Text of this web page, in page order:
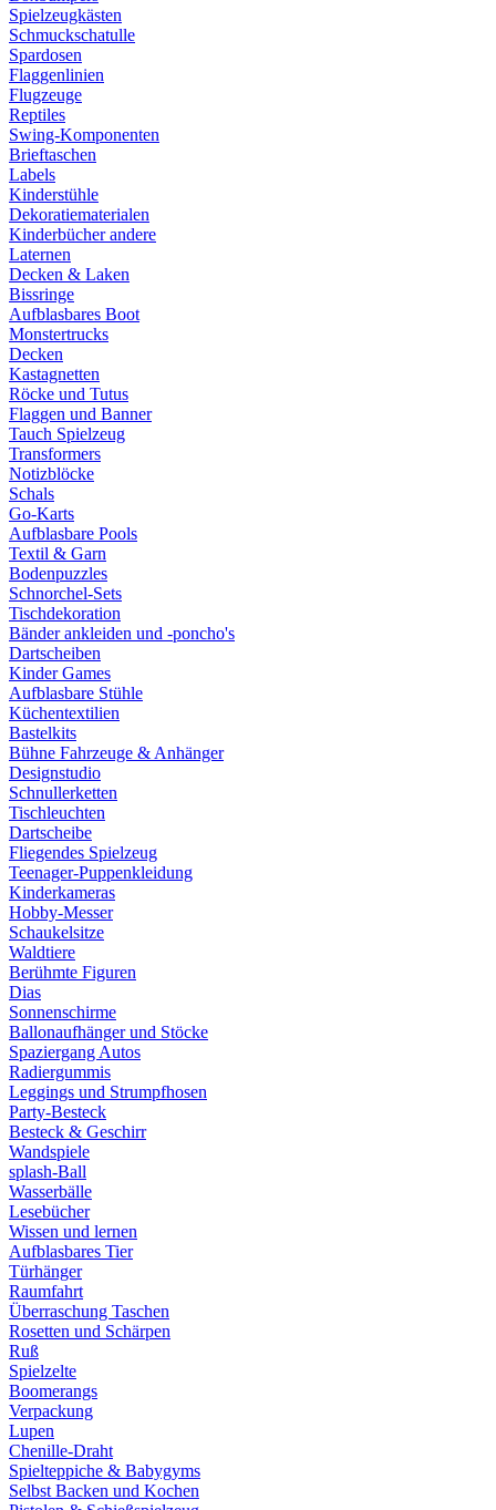
Spielzeugkästen
Schmuckschatulle
Spardosen
Flaggenlinien
Flugzeuge
Reptiles
Swing-Komponenten
Brieftaschen
Labels
Kinderstühle
Dekoratiematerialen
Kinderbücher andere
Laternen
Decken & Laken
Bissringe
Aufblasbares Boot
Monstertrucks
Decken
Kastagnetten
Röcke und Tutus
Flaggen und Banner
Tauch Spielzeug
Transformers
Notizblöcke
Schals
Go-Karts
Aufblasbare Pools
Textil & Garn
Bodenpuzzles
Schnorchel-Sets
Tischdekoration
Bänder ankleiden und -poncho's
Dartscheiben
Kinder Games
Aufblasbare Stühle
Küchentextilien
Bastelkits
Bühne Fahrzeuge & Anhänger
Designstudio
Schnullerketten
Tischleuchten
Dartscheibe
Fliegendes Spielzeug
Teenager-Puppenkleidung
Kinderkameras
Hobby-Messer
Schaukelsitze
Waldtiere
Berühmte Figuren
Dias
Sonnenschirme
Ballonaufhänger und Stöcke
Spaziergang Autos
Radiergummis
Leggings und Strumpfhosen
Party-Besteck
Besteck & Geschirr
Wandspiele
splash-Ball
Wasserbälle
Lesebücher
Wissen und lernen
Aufblasbares Tier
Türhänger
Raumfahrt
Überraschung Taschen
Rosetten und Schärpen
Ruß
Spielzelte
Boomerangs
Verpackung
Lupen
Chenille-Draht
Spielteppiche & Babygyms
Selbst Backen und Kochen